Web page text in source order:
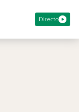
Directo